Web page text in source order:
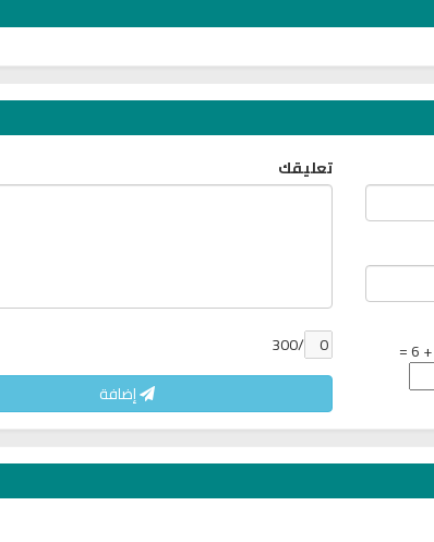
تعليقك
/300
إضافة